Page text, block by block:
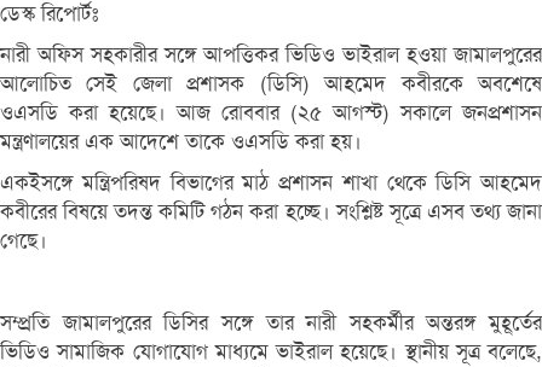
ডেস্ক রিপোর্টঃ
নারী অফিস সহকারীর সঙ্গে আপত্তিকর ভিডিও ভাইরাল হওয়া জামালপুরের
আলোচিত সেই জেলা প্রশাসক (ডিসি) আহমেদ কবীরকে অবশেষে
ওএসডি করা হয়েছে। আজ রোববার (২৫ আগস্ট) সকালে জনপ্রশাসন
মন্ত্রণালয়ের এক আদেশে তাকে ওএসডি করা হয়।
একইসঙ্গে মন্ত্রিপরিষদ বিভাগের মাঠ প্রশাসন শাখা থেকে ডিসি আহমেদ
কবীরের বিষয়ে তদন্ত কমিটি গঠন করা হচ্ছে। সংশ্লিষ্ট সূত্রে এসব তথ্য জানা
গেছে।
সম্প্রতি জামালপুরের ডিসির সঙ্গে তার নারী সহকর্মীর অন্তরঙ্গ মুহূর্তের
ভিডিও সামাজিক যোগাযোগ মাধ্যমে ভাইরাল হয়েছে। স্থানীয় সূত্র বলেছে,